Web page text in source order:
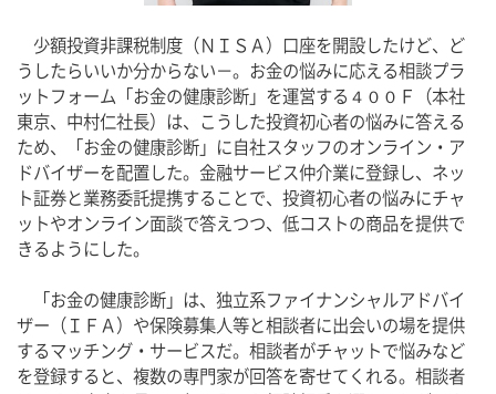
少額投資非課税制度（ＮＩＳＡ）口座を開設したけど、ど
うしたらいいか分からない－。お金の悩みに応える相談プラ
ットフォーム「お金の健康診断」を運営する４００Ｆ（本社
東京、中村仁社長）は、こうした投資初心者の悩みに答える
ため、「お金の健康診断」に自社スタッフのオンライン・ア
ドバイザーを配置した。金融サービス仲介業に登録し、ネッ
ト証券と業務委託提携することで、投資初心者の悩みにチャ
ットやオンライン面談で答えつつ、低コストの商品を提供で
きるようにした。
「お金の健康診断」は、独立系ファイナンシャルアドバイ
ザー（ＩＦＡ）や保険募集人等と相談者に出会いの場を提供
するマッチング・サービスだ。相談者がチャットで悩みなど
を登録すると、複数の専門家が回答を寄せてくれる。相談者